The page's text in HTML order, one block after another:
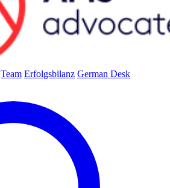
Team Erfolgsbilanz German Desk